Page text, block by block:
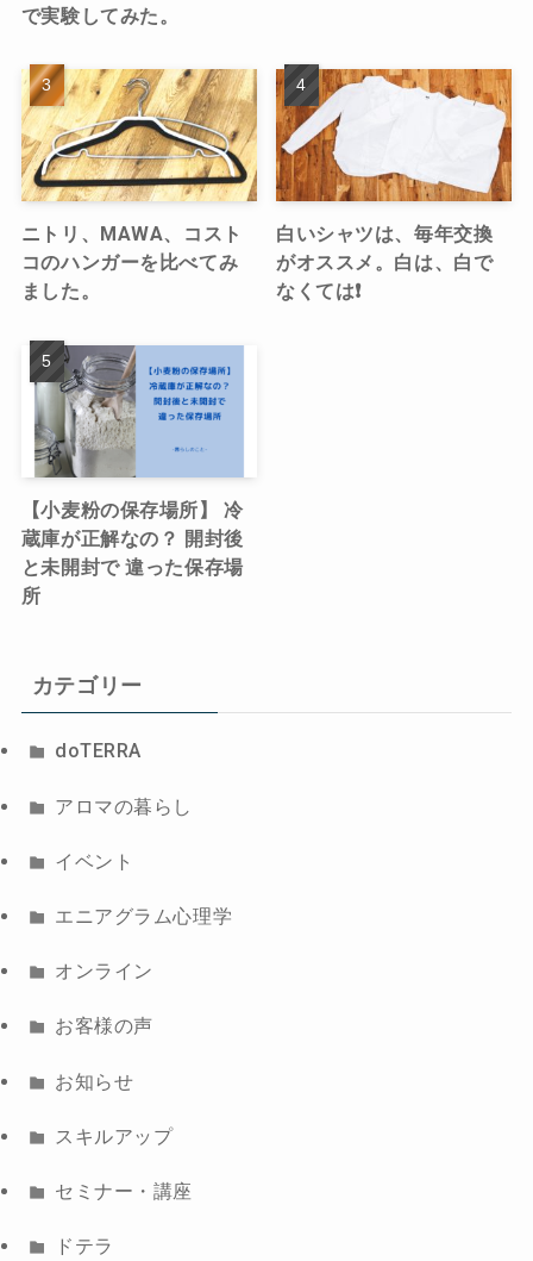
で実験してみた。
ニトリ、MAWA、コスト
コのハンガーを比べてみ
ました。
白いシャツは、毎年交換
がオススメ。白は、白で
なくては❗️
【小麦粉の保存場所】 冷
蔵庫が正解なの？ 開封後
と未開封で 違った保存場
所
カテゴリー
doTERRA
アロマの暮らし
イベント
エニアグラム心理学
オンライン
お客様の声
お知らせ
スキルアップ
セミナー・講座
ドテラ